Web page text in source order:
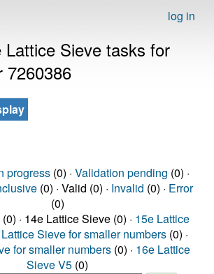
log in
Lattice Sieve tasks for
7260386
progress(0) · Validation pending (0) ·
(0) · Valid (0) · Invalid (0) · Error
(0)
(0) · 14e Lattice Sieve (0) · 15e Lattice
Sieve for smaller numbers (0) ·
for smaller numbers (0) · 16e Lattice
Sieve V5 (0)